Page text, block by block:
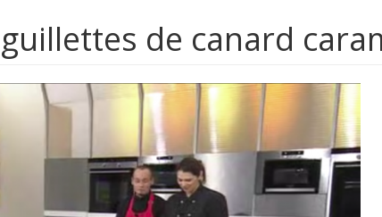
de canard